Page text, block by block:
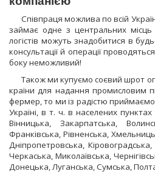
Співпраця можлива по всій
займає одне з центральних місць
логістів можуть знадобитися в
консультації й операції
боку неможливий!
Також ми купуємо соєвий шрот
країни для надання промисловим
фермер, то ми із радістю
Україні, в т. ч. в населених
Вінницька, Закарпатська,
Франківська, Рівненська,
Дніпропетровська,
Черкаська, Миколаївська,
Донецька, Луганська, Сумська,